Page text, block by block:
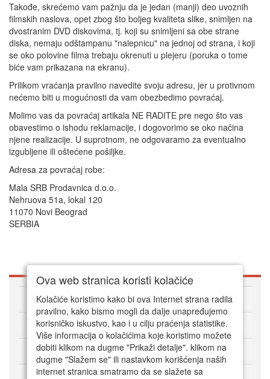
Takođe, skrećemo vam pažnju da je jedan (manji) deo uvoznih
filmskih naslova, opet zbog što boljeg kvaliteta slike, snimljen na
dvostranim DVD diskovima, tj. koji su snimljeni sa obe strane
diska, nemaju odštampanu "nalepnicu" na jednoj od strana, i koji
se oko polovine filma trebaju okrenuti u plejeru (poruka o tome
biće vam prikazana na ekranu).
Prilikom vraćanja pravilno navedite svoju adresu, jer u protivnom
nećemo biti u mogućnosti da vam obezbedimo povraćaj.
Molimo vas da povraćaj artikala NE RADITE pre nego što vas
obavestimo o ishodu reklamacije, i dogovorimo se oko načina
njene realizacije. U suprotnom, ne odgovaramo za eventualno
izgubljene ili oštećene pošiljke.
Adresa za povraćaj robe:
Mala SRB Prodavnica d.o.o.
Nehruova 51a, lokal 120
11070 Novi Beograd
SERBIA
O DVD Zoni
Kako kupovati online
Korisnički servis
Način plaćanja
Ova web stranica koristi kolačiće
Kolačiće koristimo kako bi ova Internet strana radila
pravilno, kako bismo mogli da dalje unapređujemo
korisničko iskustvo, kao i u cilju praćenja statistike.
Više informacija o kolačićima koje koristimo možete
dobiti klikom na dugme "Prikaži detalje". klikom na
dugme "Slažem se" ili nastavkom korišćenja naših
internet stranica smatramo da se slažete sa